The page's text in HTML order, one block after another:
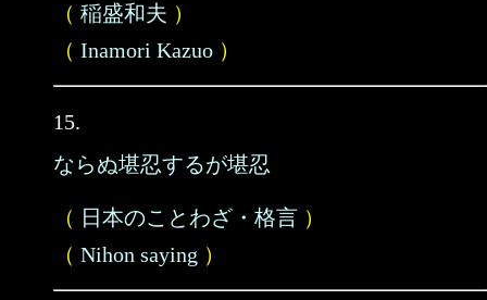
（ 稲盛和夫 ）
（ Inamori Kazuo ）
15.
ならぬ堪忍するが堪忍
（ 日本のことわざ・格言 ）
（ Nihon saying ）